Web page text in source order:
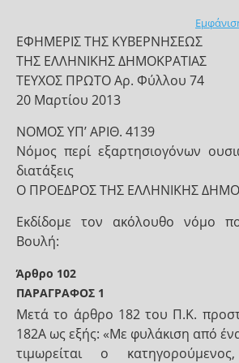
ΕΦΗΜΕΡΙΣ ΤΗΣ ΚΥΒΕΡΝΗΣΕΩΣ
ΤΗΣ ΕΛΛΗΝΙΚΗΣ ΔΗΜΟΚΡΑΤΙΑΣ
ΤΕΥΧΟΣ ΠΡΩΤΟ Αρ. Φύλλου 74
20 Μαρτίου 2013
ΝΟΜΟΣ ΥΠ’ ΑΡΙΘ. 4139
Νόμος περί εξαρτησιογόνων
διατάξεις
Ο ΠΡΟΕΔΡΟΣ ΤΗΣ ΕΛΛΗΝΙΚΗΣ
Εκδίδομε τον ακόλουθο νόμο
Βουλή:
Άρθρο 102
ΠΑΡΑΓΡΑΦΟΣ 1
Μετά το άρθρο 182 του Π.Κ.
182Α ως εξής: «Με φυλάκιση από
τιμωρείται ο